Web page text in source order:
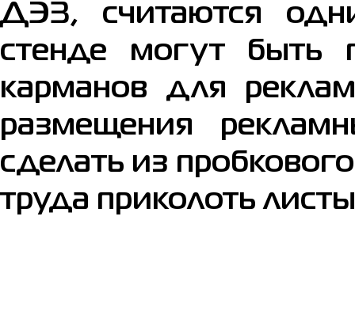
ДЭЗ, считаются
стенде могут быть
карманов для
размещения
сделать из
труда приколоть